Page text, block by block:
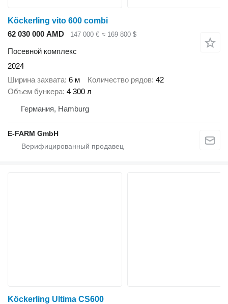
Köckerling vito 600 combi
62 030 000 AMD
147 000 € ≈ 169 800 $
Посевной комплекс
2024
Ширина захвата 6 м Количество рядов 42
Объем бункера 4 300 л
Германия, Hamburg
E-FARM GmbH
Köckerling Ultima CS600